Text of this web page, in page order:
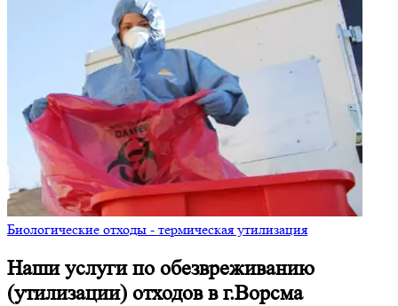
Биологические отходы - термическая утилизация
Наши услуги по обезвреживанию
(утилизации) отходов в г.Ворсма